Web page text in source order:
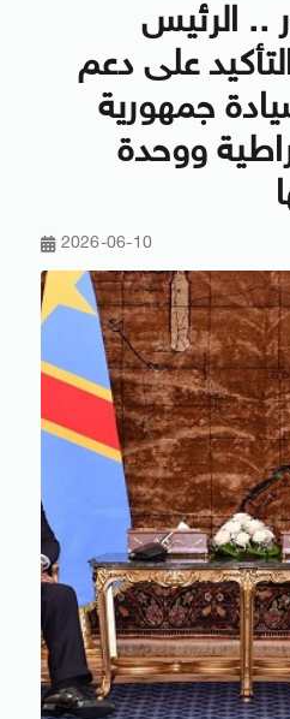
.. الرئيس
على دعم
جمهورية
ووحدة
2026-06-10